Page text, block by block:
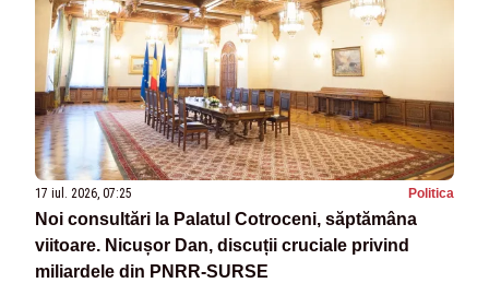
17 iul. 2026, 07:25 Politica
Noi consultări la Palatul Cotroceni, săptămâna
viitoare. Nicușor Dan, discuții cruciale privind
miliardele din PNRR-SURSE